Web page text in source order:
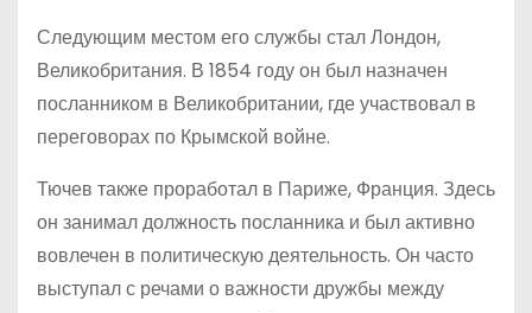
Следующим местом его службы стал Лондон,
Великобритания. В 1854 году он был назначен
посланником в Великобритании, где участвовал в
переговорах по Крымской войне.
Тючев также проработал в Париже, Франция. Здесь
он занимал должность посланника и был активно
вовлечен в политическую деятельность. Он часто
выступал с речами о важности дружбы между